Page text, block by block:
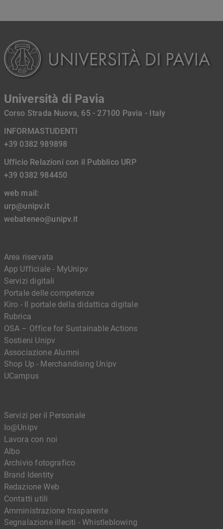
Università di Pavia
Corso Strada Nuova, 65 - 27100 Pavia - Italy
INFORMASTUDENTI
+39 0382 989898
Ufficio Relazioni con il Pubblico URP
+39 0382 984450
web mail:
urp@unipv.it
webateneo@unipv.it
Area riservata
App Ufficiale - MyUnipv
Servizi digitali
Portale delle competenze
Kiro - Il portale della didattica digitale
Rubrica
OSA – Office for Sustainable Actions
Sostieni Unipv
Associazione Alumni
Shop Up - Merchandising Unipv
UCampus
Servizi per il Personale
Io@Unipv
Lavora con noi
Albo
Archivio fotografico
Brand Identity
Redazione Web
Contatti utili
Amministrazione trasparente
Segnalazione illeciti - Whistleblowing